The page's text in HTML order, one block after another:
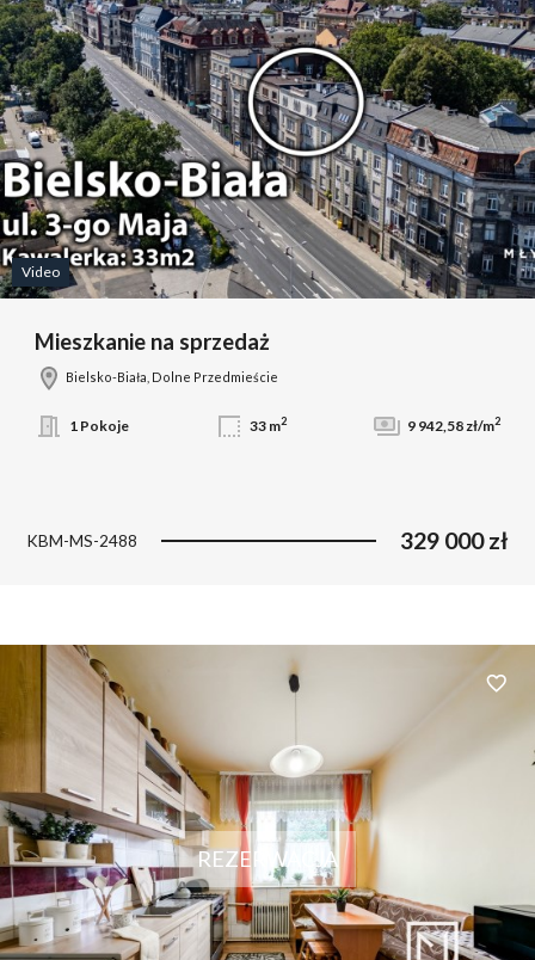
Video
Mieszkanie na sprzedaż
Bielsko-Biała, Dolne Przedmieście
1 Pokoje 33 m2 9 942,58 zł/m2
KBM-MS-2488 329 000 zł
REZERWACJA
Dodaj